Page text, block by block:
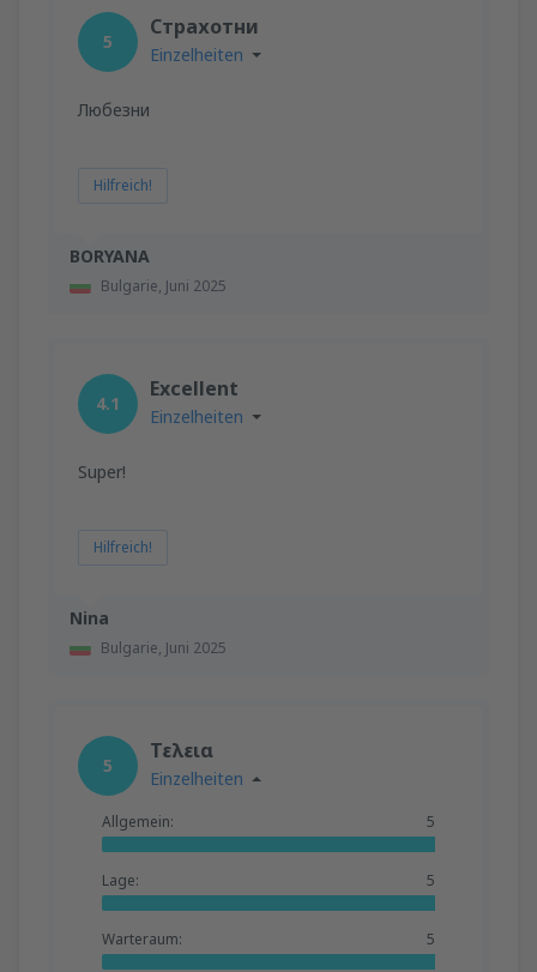
BORYANA
Bulgarie, Juni 2025
5
Страхотни
Einzelheiten
Любезни
Hilfreich!
Nina
Bulgarie, Juni 2025
4.1
Excellent
Einzelheiten
Super!
Hilfreich!
5
Τελεια
Einzelheiten
Allgemein: 5
Lage: 5
Warteraum: 5